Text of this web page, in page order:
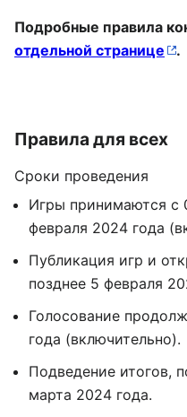
Подробные правила
отдельной странице
.
Правила для всех
Сроки проведения
Игры принимаются c
февраля 2024 года
Публикация игр и
позднее 5 февраля
Голосование
года (включительно).
Подведение итогов,
марта 2024 года.